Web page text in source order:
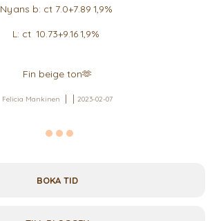
Nyans b: ct 7.0+7.89 1,9%
L: ct 10.73+9.16 1,9%
Fin beige ton🫶
Felicia Mankinen 2023-02-07
BOKA TID